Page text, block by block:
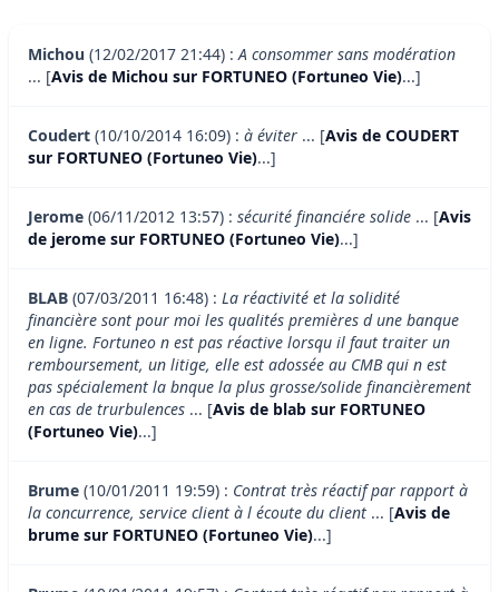
Michou (12/02/2017 21:44) :A consommer sans modération
... [Avis de Michou sur FORTUNEO (Fortuneo Vie)...]
Coudert (10/10/2014 16:09) : à éviter ... [Avis de COUDERT
sur FORTUNEO (Fortuneo Vie)...]
Jerome (06/11/2012 13:57) : sécurité financiére solide ... [Avis
de jerome sur FORTUNEO (Fortuneo Vie)...]
BLAB (07/03/2011 16:48) : La réactivité et la solidité
financière sont pour moi les qualités premières d une banque
en ligne. Fortuneo n est pas réactive lorsqu il faut traiter un
remboursement, un litige, elle est adossée au CMB qui n est
pas spécialement la bnque la plus grosse/solide financièrement
en cas de trurbulences ... [Avis de blab sur FORTUNEO
(Fortuneo Vie)...]
Brume (10/01/2011 19:59) : Contrat très réactif par rapport à
la concurrence, service client à l écoute du client ... [Avis de
brume sur FORTUNEO (Fortuneo Vie)...]